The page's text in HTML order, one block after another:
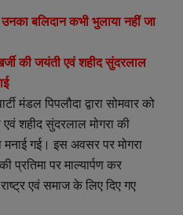
बलिदान कभी भुलाया नहीं जा
की जयंती एवं शहीद सुंदरलाल
मंडल पिपलौदा द्वारा सोमवार को
एवं शहीद सुंदरलाल मोगरा की
मनाई गई। इस अवसर पर मोगरा
प्रतिमा पर माल्यार्पण कर
एवं समाज के लिए दिए गए